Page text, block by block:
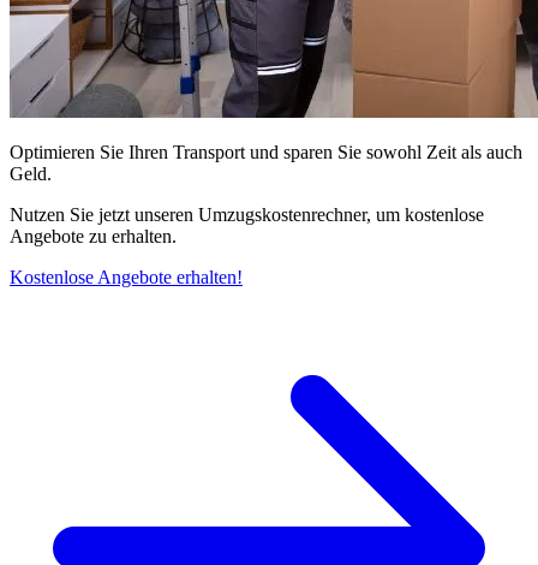
Optimieren Sie Ihren Transport und sparen Sie sowohl Zeit als auch
Geld.
Nutzen Sie jetzt unseren Umzugskostenrechner, um kostenlose
Angebote zu erhalten.
Kostenlose Angebote erhalten!